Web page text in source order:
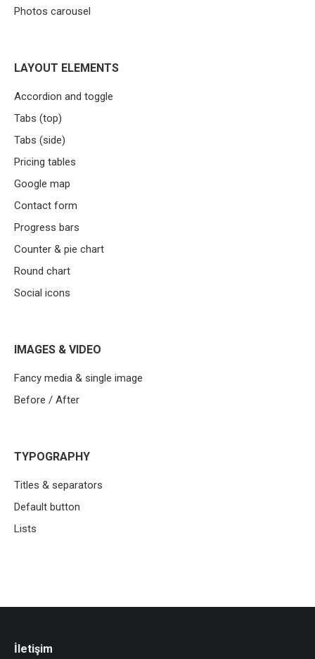
Photos carousel
LAYOUT ELEMENTS
Accordion and toggle
Tabs (top)
Tabs (side)
Pricing tables
Google map
Contact form
Progress bars
Counter & pie chart
Round chart
Social icons
IMAGES & VIDEO
Fancy media & single image
Before / After
TYPOGRAPHY
Titles & separators
Default button
Lists
İletişim